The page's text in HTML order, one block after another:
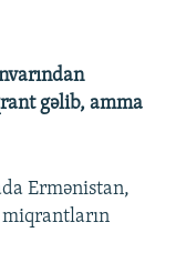
gəlib, amma
Ermənistan,
miqrantların